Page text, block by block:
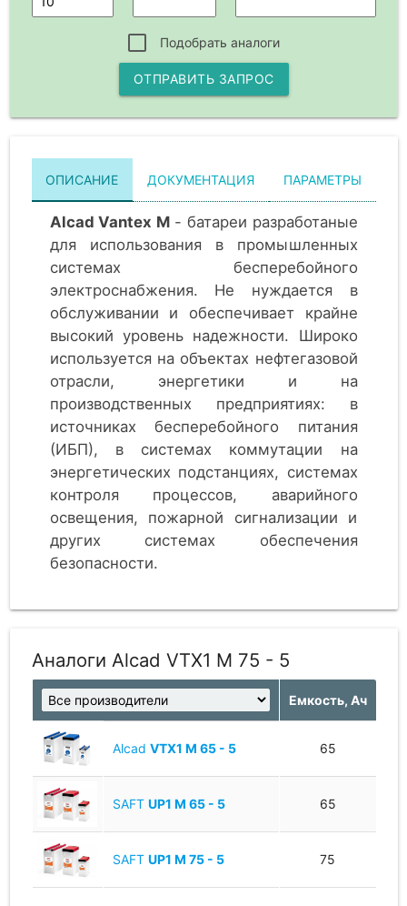
Подобрать аналоги
ОТПРАВИТЬ ЗАПРОС
ОПИСАНИЕ ДОКУМЕНТАЦИЯ ПАРАМЕТРЫ
Alcad Vantex M- батареи разработаные
для использования в промышленных
системах бесперебойного
электроснабжения. Не нуждается в
обслуживании и обеспечивает крайне
высокий уровень надежности. Широко
используется на объектах нефтегазовой
отрасли, энергетики и на
производственных предприятиях: в
источниках бесперебойного питания
(ИБП), в системах коммутации на
энергетических подстанциях, системах
контроля процессов, аварийного
освещения, пожарной сигнализации и
других системах обеспечения
безопасности.
предназначены для разрядов средней и
службы - 20 лет. Производятся в
Европе.
Аналоги Alcad VTX1 M 75 - 5
Емкость, Ач
Alcad VTX1 M 65 - 5 65
SAFT UP1 M 65 - 5 65
SAFT UP1 M 75 - 5 75